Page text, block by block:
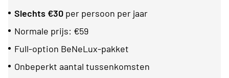
Slechts €30 per persoon per jaar
Normale prijs: €59
Full-option BeNeLux-pakket
Onbeperkt aantal tussenkomsten